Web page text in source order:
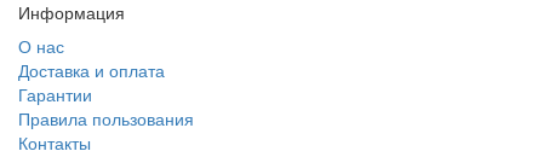
Информация
О нас
Доставка и оплата
Гарантии
Правила пользования
Контакты